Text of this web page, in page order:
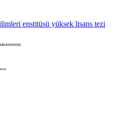
enstitüsü yüksek lisans tezi